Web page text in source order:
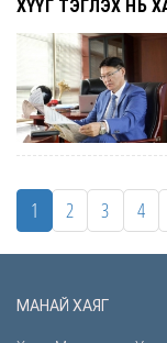
ХҮҮГ ТЭГЛЭХ НЬ
1 2 3 4
МАНАЙ ХАЯГ